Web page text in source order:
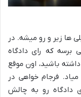
ها زیر و رو میشه. در
برسه که رای دادگاه
باشید، اون موقع
فرجام خواهی در
دادگاه رو به چالش